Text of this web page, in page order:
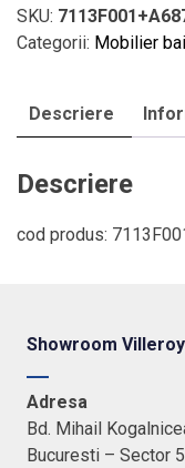
cu
dulap
Subway
dulap
alb
lucios,
SKU:
Categorii: Mobilier
Descriere
Descriere
cod produs:
Showroom
Adresa
Bd. Mihail
Bucuresti – Sector 5